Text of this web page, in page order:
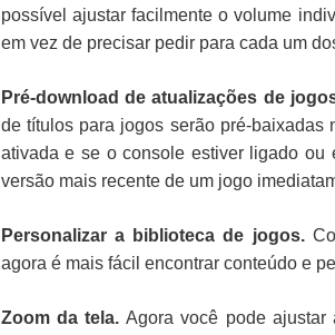
possível ajustar facilmente o volume
em vez de precisar pedir para cada um
Pré-download de atualizações de
de títulos para jogos serão pré-baixadas
ativada e se o console estiver ligado ou
versão mais recente de um jogo
Personalizar a biblioteca de jogos.
agora é mais fácil encontrar conteúdo e
Zoom da tela. Agora você pode ajustar